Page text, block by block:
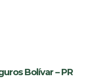
Bolívar – PR